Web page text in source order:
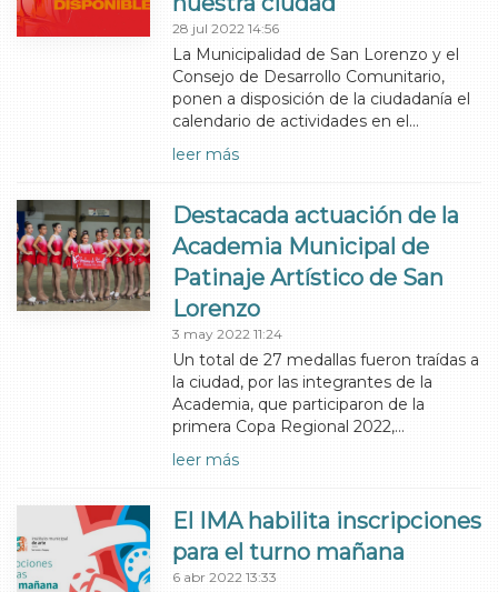
28 jul 2022 14:56
La Municipalidad de San Lorenzo y el
Consejo de Desarrollo Comunitario,
ponen a disposición de la ciudadanía el
calendario de actividades en el…
leer más
Destacada actuación de la
Academia Municipal de
Patinaje Artístico de San
Lorenzo
3 may 2022 11:24
Un total de 27 medallas fueron traídas a
la ciudad, por las integrantes de la
Academia, que participaron de la
primera Copa Regional 2022,…
leer más
El IMA habilita inscripciones
para el turno mañana
6 abr 2022 13:33